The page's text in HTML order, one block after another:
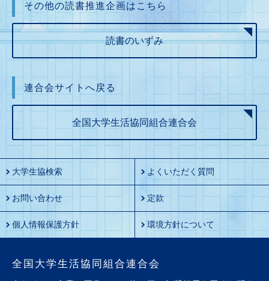
その他の読書推進企画はこちら
読書のいずみ
連合会サイトへ戻る
全国大学生活協同組合連合会
大学生協検索 よくいただく質問
お問い合わせ 定款
個人情報保護方針 環境方針について
全国大学生活協同組合連合会